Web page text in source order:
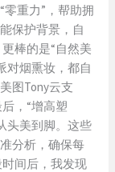
零重力”，帮助拥
保护背景，自
棒的是“自然美
对烟熏妆，都自
图Tony云支
，“增高塑
头美到脚。这些
分析，确保每
间后，我发现